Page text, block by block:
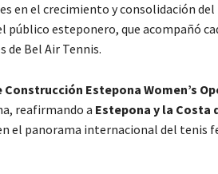
en el crecimiento y consolidación
público esteponero, que acompañó
de Bel Air Tennis.
Construcción Estepona Women’s
reafirmando a Estepona y la Costa
el panorama internacional del tenis